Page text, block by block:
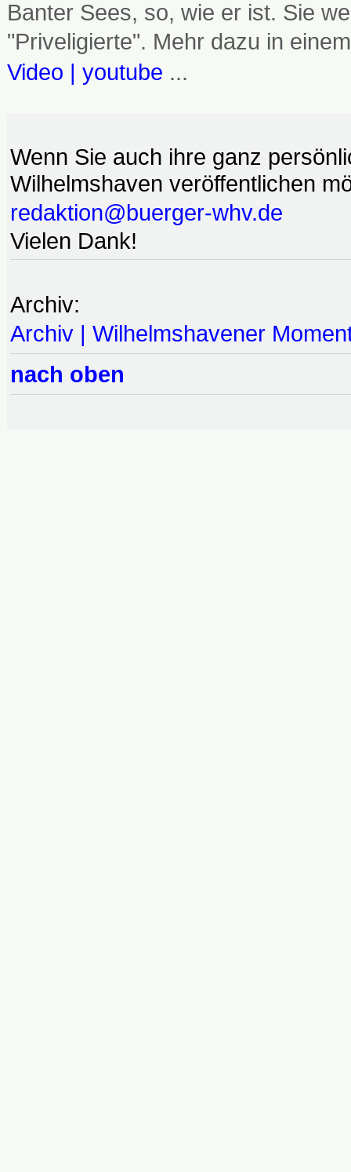
Banter Sees, so, wie er ist. Sie
"Priveligierte". Mehr dazu in
Video | youtube ...
Wenn Sie auch ihre ganz
Wilhelmshaven veröffentlichen
redaktion@buerger-whv.de
Vielen Dank!
Archiv:
Archiv | Wilhelmshavener
nach oben